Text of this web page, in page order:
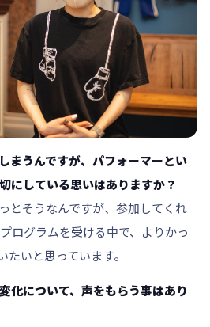
しまうんですが、パフォーマーとい
にしている思いはありますか？
とそうなんですが、参加してくれ
ログラムを受ける中で、よりかっ
たいと思っています。
変化について、声をもらう事はあり